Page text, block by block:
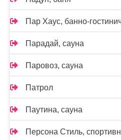
Пар Хаус, банно-
Парадай, сауна
Паровоз, сауна
Патрол
Паутина, сауна
Персона Стиль,